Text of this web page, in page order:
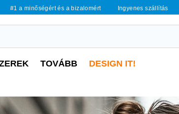
#1 a minőségért és a bizalomért Ingyenes szállítás
TOVÁBB DESIGN IT!